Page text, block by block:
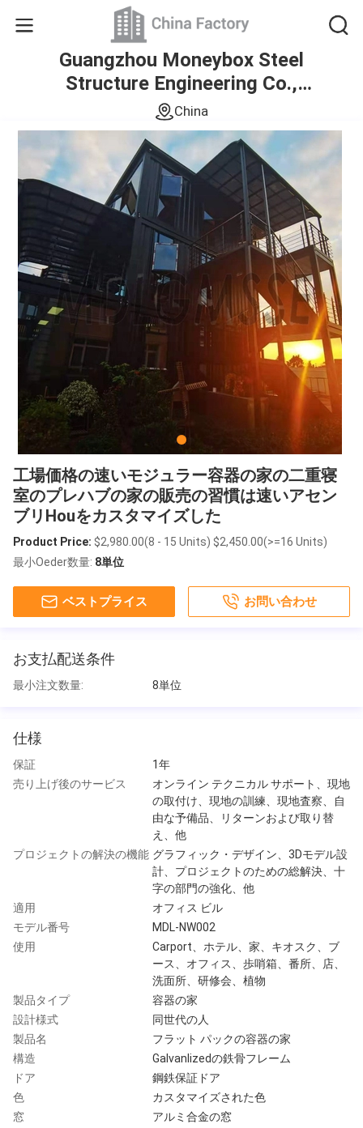
Guangzhou Moneybox Steel
Structure Engineering Co.,
Ltd.
China
工場価格の速いモジュラー容器の家の二重寝
室のプレハブの家の販売の習慣は速いアセン
ブリHouをカスタマイズした
Product Price: $2,980.00(8 - 15 Units) $2,450.00(>=16 Units)
最小Oeder数量: 8単位
ベストプライス お問い合わせ
お支払配送条件
最小注文数量: 8単位
仕様
保証
1年
売り上げ後のサービス
オンライン テクニカル サポート、現地
の取付け、現地の訓練、現地査察、自
由な予備品、リターンおよび取り替
え、他
プロジェクトの解決の機能 グラフィック・デザイン、3Dモデル設
計、プロジェクトのための総解決、十
字の部門の強化、他
適用
オフィス ビル
モデル番号
MDL-NW002
使用
Carport、ホテル、家、キオスク、ブ
ース、オフィス、歩哨箱、番所、店、
洗面所、研修会、植物
製品タイプ
容器の家
設計様式
同世代の人
製品名
フラット パックの容器の家
構造
Galvanlizedの鉄骨フレーム
ドア
鋼鉄保証ドア
色
カスタマイズされた色
窓
アルミ合金の窓